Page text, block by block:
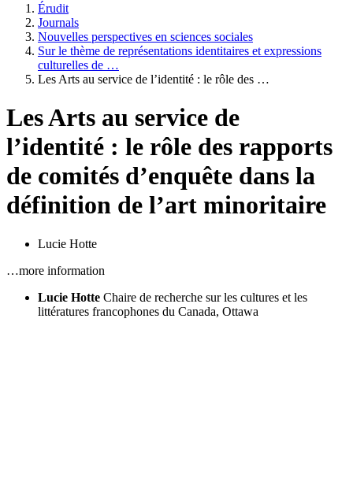
Érudit
Journals
Nouvelles perspectives en sciences sociales
Sur le thème de représentations identitaires et expressions
culturelles de …
Les Arts au service de l’identité : le rôle des …
Les Arts au service de
l’identité : le rôle des rapports
de comités d’enquête dans la
définition de l’art minoritaire
Lucie Hotte
…more information
Lucie Hotte Chaire de recherche sur les cultures et les
littératures francophones du Canada, Ottawa